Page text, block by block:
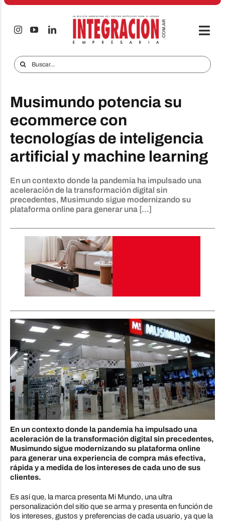
Saltar
Audio & TV
iTECNO
Celulares
Informes Especiales
Anuncie
Contacto
Buscar:
Musimundo potencia su
ecommerce con
tecnologías de inteligencia
artificial y machine learning
En un contexto donde la pandemia ha impulsado una
aceleración de la transformación digital sin
precedentes, Musimundo sigue modernizando su
plataforma online para generar una [...]
En un contexto donde la pandemia ha impulsado una
aceleración de la transformación digital sin precedentes,
Musimundo sigue modernizando su plataforma online
para generar una experiencia de compra más efectiva,
rápida y a medida de los intereses de cada uno de sus
clientes.
Es así que, la marca presenta Mi Mundo, una ultra
personalización del sitio que se arma y presenta en función de
los intereses, gustos y preferencias de cada usuario, ya que la